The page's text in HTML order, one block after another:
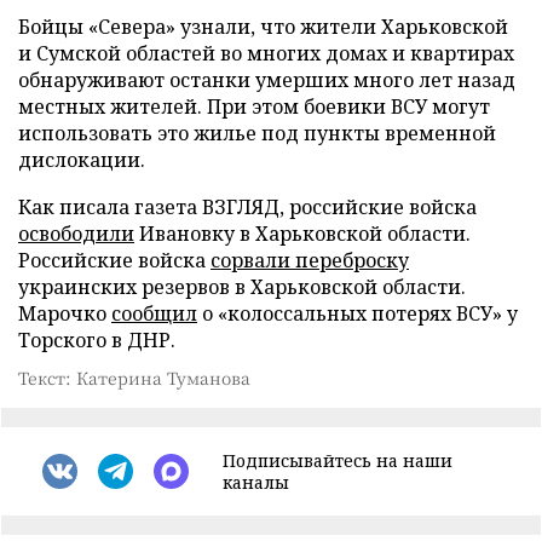
Бойцы «Севера» узнали, что жители Харьковской
и Сумской областей во многих домах и квартирах
обнаруживают останки умерших много лет назад
местных жителей. При этом боевики ВСУ могут
использовать это жилье под пункты временной
дислокации.
Как писала газета ВЗГЛЯД, российские войска
освободилиИвановку в Харьковской области.
Российские войска сорвали переброску
украинских резервов в Харьковской области.
Марочко сообщил о «колоссальных потерях ВСУ» у
Торского в ДНР.
Текст: Катерина Туманова
Подписывайтесь на наши
каналы